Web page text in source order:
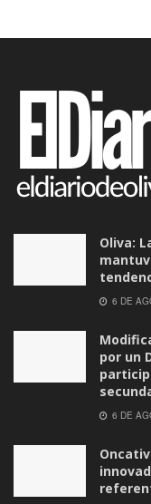
Oliva:
6 DE
por un
6 DE